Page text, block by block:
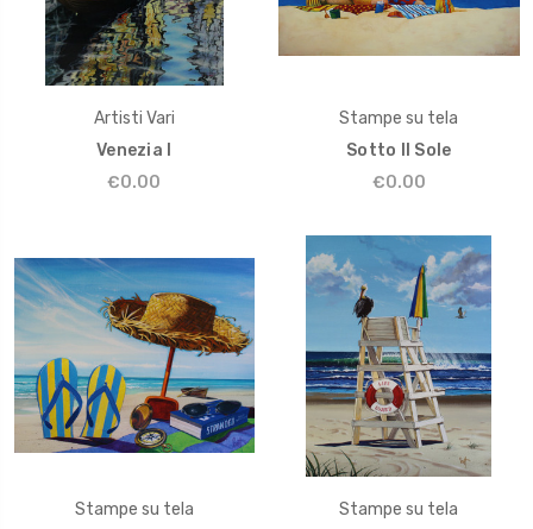
Artisti Vari
Venezia I
€0.00
Stampe su tela
Sotto Il Sole
€0.00
Stampe su tela
Stampe su tela